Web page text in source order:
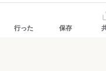
行った 保存